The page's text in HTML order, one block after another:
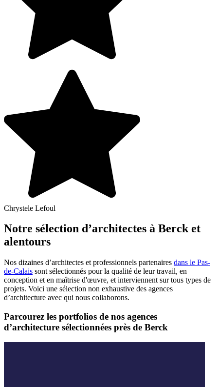
Chrystele Lefoul
Notre sélection d’architectes à Berck et
alentours
Nos dizaines d’architectes et professionnels partenaires dans le Pas-
de-Calais sont sélectionnés pour la qualité de leur travail, en
conception et en maîtrise d'œuvre, et interviennent sur tous types de
projets. Voici une sélection non exhaustive des agences
d’architecture avec qui nous collaborons.
Parcourez les portfolios de nos agences
d’architecture sélectionnées près de Berck